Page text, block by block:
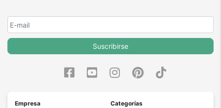
Suscribirse
Empresa
Categorías